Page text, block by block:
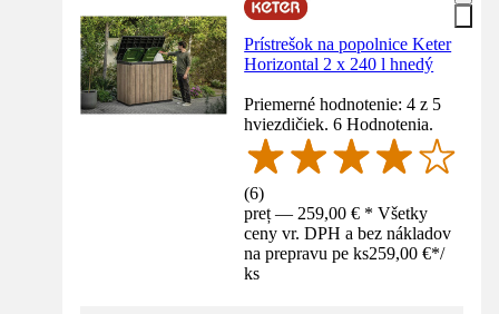
Prístrešok na popolnice Keter
Horizontal 2 x 240 l hnedý
Priemerné hodnotenie: 4 z 5
hviezdičiek. 6 Hodnotenia.
(6)
preț — 259,00 € * Všetky
ceny vr. DPH a bez nákladov
na prepravu pe ks259,00 €*/
ks